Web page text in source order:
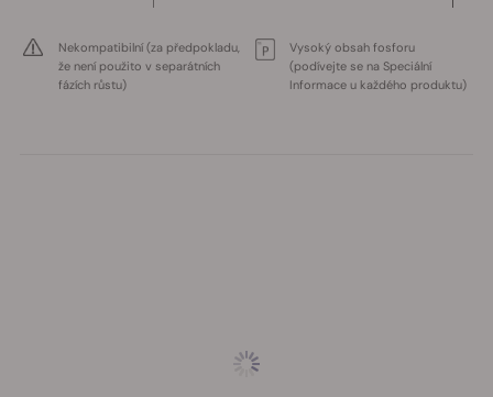
Nekompatibilní (za předpokladu,
že není použito v separátních
fázích růstu)
Vysoký obsah fosforu
(podívejte se na Speciální
Informace u každého produktu)